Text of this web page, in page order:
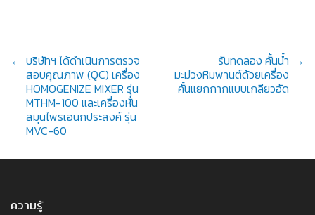
Post
navigation
← บริษัทฯ ได้ดำเนินการตรวจ
สอบคุณภาพ (QC) เครื่อง
HOMOGENIZE MIXER รุ่น
MTHM-100 และเครื่องหั่น
สมุนไพรเอนกประสงค์ รุ่น
MVC-60
รับทดลอง คั้นน้ำ
มะม่วงหิมพานต์ด้วยเครื่อง
คั้นแยกกากแบบเกลียวอัด
→
ความรู้